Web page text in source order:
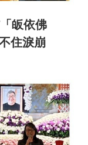
皈依佛
住淚崩